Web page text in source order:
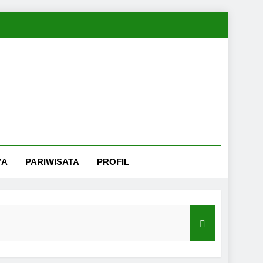
PARIWISATA PROFIL
Minahasa